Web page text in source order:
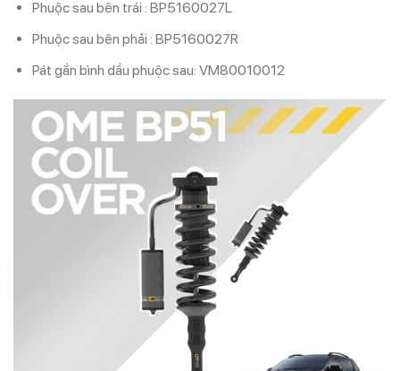
Phuộc sau bên trái : BP5160027L
Phuộc sau bên phải : BP5160027R
Pát gắn bình dầu phuộc sau: VM80010012